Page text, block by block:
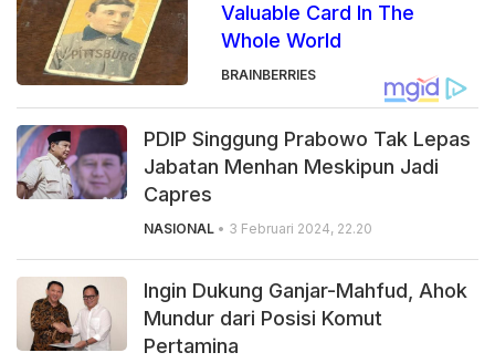
Valuable Card In The
Whole World
BRAINBERRIES
PDIP Singgung Prabowo Tak Lepas
Jabatan Menhan Meskipun Jadi
Capres
NASIONAL • 3 Februari 2024, 22.20
Ingin Dukung Ganjar-Mahfud, Ahok
Mundur dari Posisi Komut
Pertamina